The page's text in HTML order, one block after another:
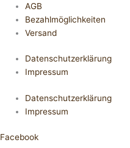
AGB
Bezahlmöglichkeiten
Versand
Datenschutzerklärung
Impressum
Datenschutzerklärung
Impressum
Facebook